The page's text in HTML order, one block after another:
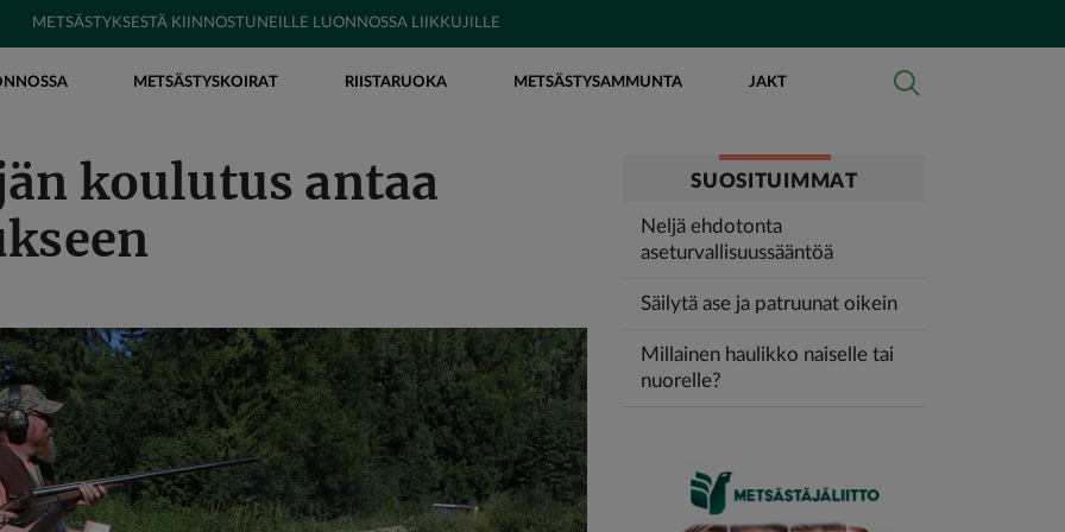
METSÄSTYKSESTÄ KIINNOSTUNEILLE LUONNOSSA LIIKKUJILLE
METSÄSTYSKOIRAT RIISTARUOKA METSÄSTYSAMMUNTA JAKT
koulutus antaa
SUOSITUIMMAT
Neljä ehdotonta
aseturvallisuussääntöä
Säilytä ase ja patruunat oikein
Millainen haulikko naiselle tai
nuorelle?